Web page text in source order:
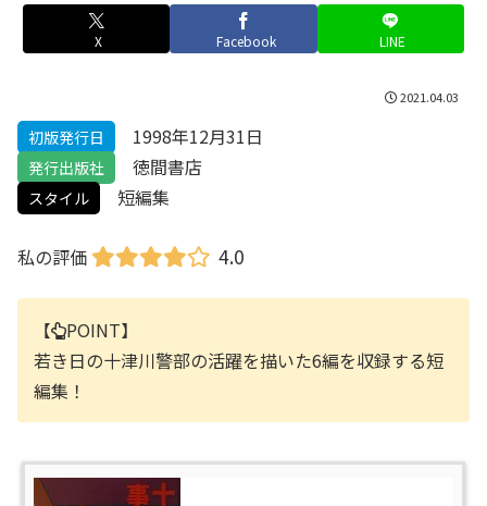
X Facebook LINE
2021.04.03
初版発行日 1998年12月31日
発行出版社 徳間書店
スタイル 短編集
私の評価 4.0
【
POINT】
若き日の十津川警部の活躍を描いた6編を収録する短
編集！